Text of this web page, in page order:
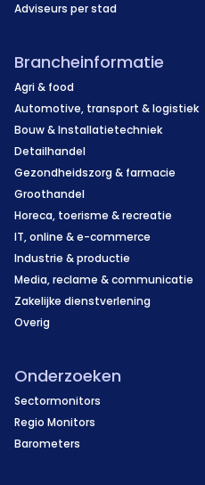
Adviseurs per stad
Brancheinformatie
Agri & food
Automotive, transport & logistiek
Bouw & Installatietechniek
Detailhandel
Gezondheidszorg & farmacie
Groothandel
Horeca, toerisme & recreatie
IT, online & e-commerce
Industrie & productie
Media, reclame & communicatie
Zakelijke dienstverlening
Overig
Onderzoeken
Sectormonitors
Regio Monitors
Barometers